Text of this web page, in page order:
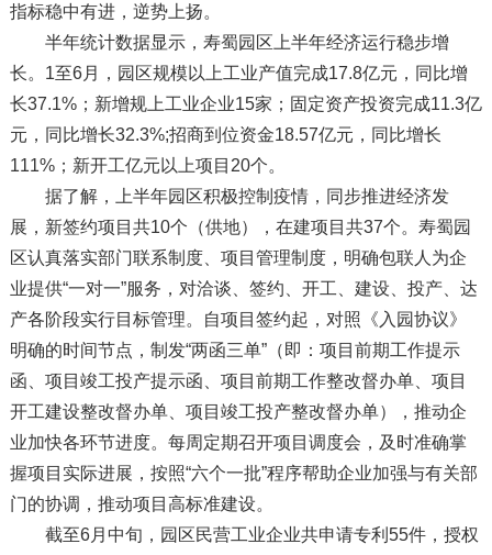
指标稳中有进，逆势上扬。
半年统计数据显示，寿蜀园区上半年经济运行稳步增
长。1至6月，园区规模以上工业产值完成17.8亿元，同比增
长37.1%；新增规上工业企业15家；固定资产投资完成11.3亿
元，同比增长32.3%;招商到位资金18.57亿元，同比增长
111%；新开工亿元以上项目20个。
据了解，上半年园区积极控制疫情，同步推进经济发
展，新签约项目共10个（供地），在建项目共37个。寿蜀园
区认真落实部门联系制度、项目管理制度，明确包联人为企
业提供“一对一”服务，对洽谈、签约、开工、建设、投产、达
产各阶段实行目标管理。自项目签约起，对照《入园协议》
明确的时间节点，制发“两函三单”（即：项目前期工作提示
函、项目竣工投产提示函、项目前期工作整改督办单、项目
开工建设整改督办单、项目竣工投产整改督办单），推动企
业加快各环节进度。每周定期召开项目调度会，及时准确掌
握项目实际进展，按照“六个一批”程序帮助企业加强与有关部
门的协调，推动项目高标准建设。
截至6月中旬，园区民营工业企业共申请专利55件，授权